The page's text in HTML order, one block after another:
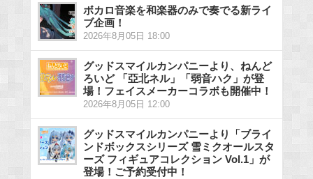
ボカロ音楽を和楽器のみで奏でる新ライ
ブ企画！
2026年8月05日 18:00
グッドスマイルカンパニーより、ねんど
ろいど 「亞北ネル」「弱音ハク」が登
場！フェイスメーカーコラボも開催中！
2026年8月05日 12:00
グッドスマイルカンパニーより「ブライ
ンドボックスシリーズ 雪ミクオールスタ
ーズ フィギュアコレクション Vol.1」が
登場！ご予約受付中！